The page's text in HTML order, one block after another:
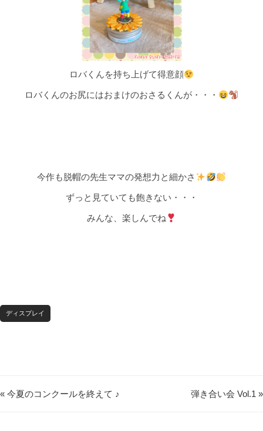
ロバくんを持ち上げて得意顔
ロバくんのお尻にはおまけのおさるくんが・・・
今作も脱帽の先生ママの発想力と細かさ
ずっと見ていても飽きない・・・
みんな、楽しんでね
ディスプレイ
« 今夏のコンクールを終えて ♪ 弾き合い会 Vol.1 »